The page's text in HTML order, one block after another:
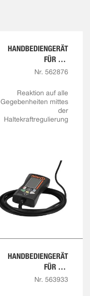
HANDBEDIENGERÄT
FÜR DIE
MAGNETSPANNTECHNI
HALTEKRAFTREGULIER
UNG
Nr. 562876
Reaktion auf alle
Gegebenheiten mittes
der
Haltekraftregulierung
HANDBEDIENGERÄT
FÜR DIE
MAGNETSPANNTECHNI
Nr. 563933